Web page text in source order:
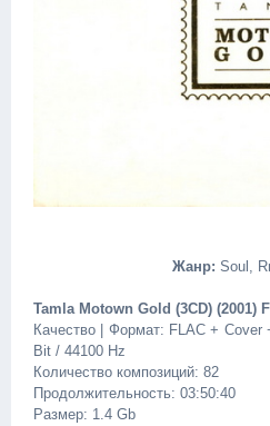
Жанр: Soul,
Tamla Motown Gold (3CD) (2001)
Качество | Формат: FLAC +
Bit / 44100 Hz
Количество композиций: 82
Продолжительность: 03:50:40
Размер: 1.4 Gb